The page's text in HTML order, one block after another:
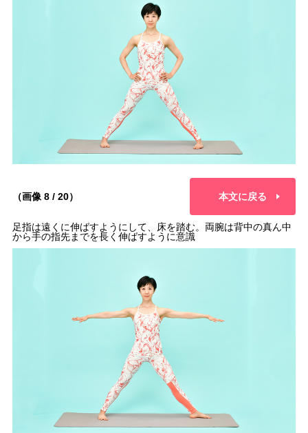
（画像 8 / 20） 本文に戻る
足指は遠くに伸ばすようにして、床を踏む。両腕は背中の真ん中
から手の指先までを長く伸ばすように意識